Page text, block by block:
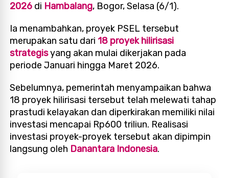
2026 di Hambalang, Bogor, Selasa (6/1).
Ia menambahkan, proyek PSEL tersebut
merupakan satu dari 18 proyek hilirisasi
strategisyang akan mulai dikerjakan pada
periode Januari hingga Maret 2026.
Sebelumnya, pemerintah menyampaikan bahwa
18 proyek hilirisasi tersebut telah melewati tahap
prastudi kelayakan dan diperkirakan memiliki nilai
investasi mencapai Rp600 triliun. Realisasi
investasi proyek-proyek tersebut akan dipimpin
langsung oleh Danantara Indonesia.